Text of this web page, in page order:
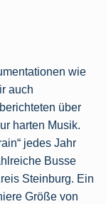
wie
auch
über
harten Musik.
jedes Jahr
Busse
Steinburg. Ein
Größe von